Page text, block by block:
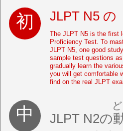
JLPT N5
The JLPT N5 is the first
Proficiency Test. To
JLPT N5, one good
sample test questions
gradually learn the
you will get comfortable
find on the real JLPT
JLPT N2の